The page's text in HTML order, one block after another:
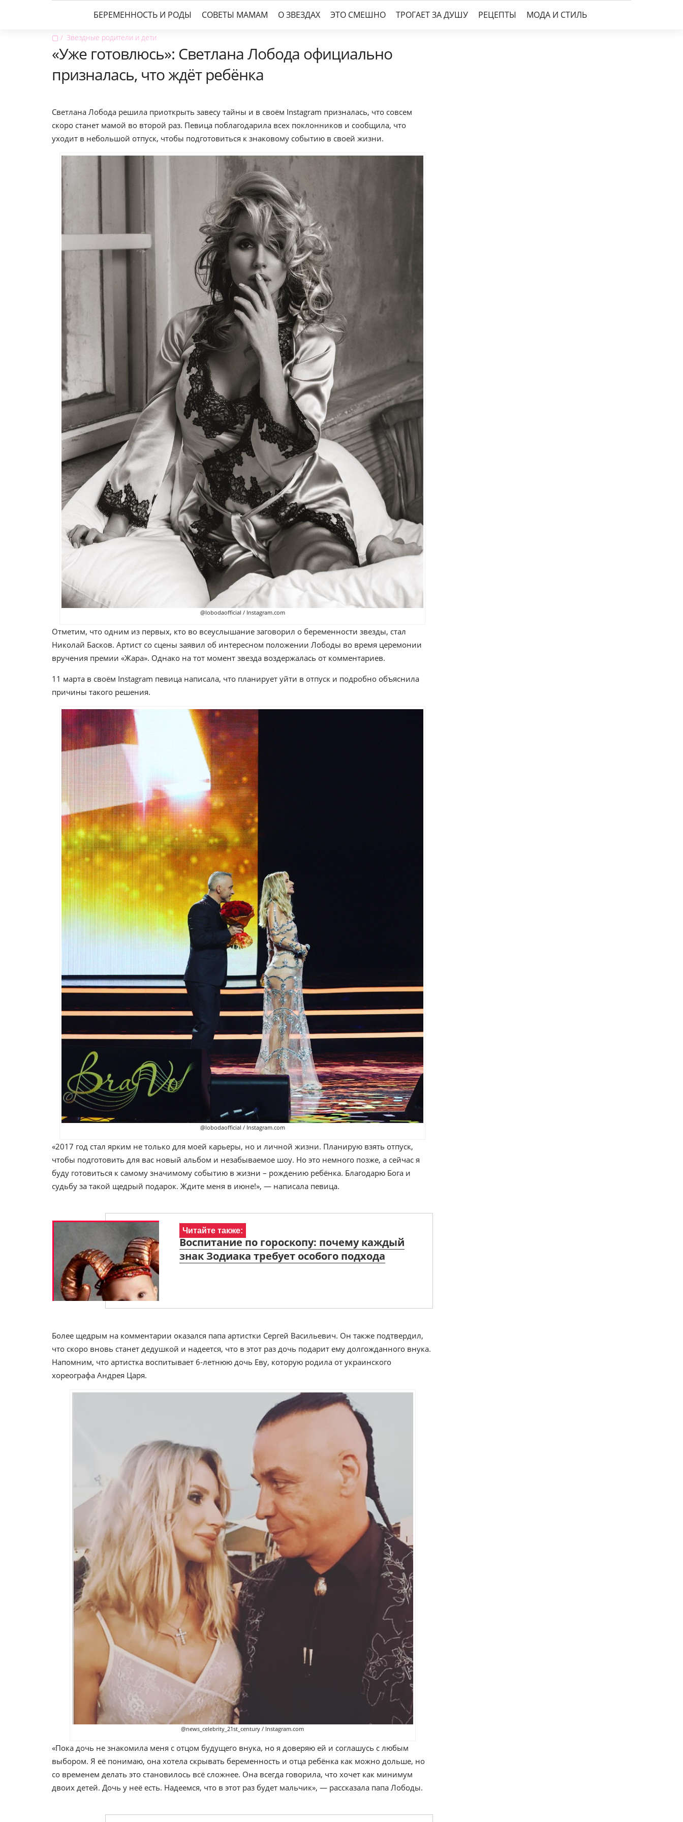
БЕРЕМЕННОСТЬ И РОДЫ СОВЕТЫ МАМАМ О ЗВЕЗДАХ ЭТО СМЕШНО ТРОГАЕТ ЗА ДУШУ РЕЦЕПТЫ МОДА И СТИЛЬ
▢ Звездные родители и дети
«Уже готовлюсь»: Светлана Лобода официально
призналась, что ждёт ребёнка
Светлана Лобода решила приоткрыть завесу тайны и в своём Instagram призналась, что совсем
скоро станет мамой во второй раз. Певица поблагодарила всех поклонников и сообщила, что
уходит в небольшой отпуск, чтобы подготовиться к знаковому событию в своей жизни.
@lobodaofficial / Instagram.com
Отметим, что одним из первых, кто во всеуслышание заговорил о беременности звезды, стал
Николай Басков. Артист со сцены заявил об интересном положении Лободы во время церемонии
вручения премии «Жара». Однако на тот момент звезда воздержалась от комментариев.
11 марта в своём Instagram певица написала, что планирует уйти в отпуск и подробно объяснила
причины такого решения.
@lobodaofficial / Instagram.com
«2017 год стал ярким не только для моей карьеры, но и личной жизни. Планирую взять отпуск,
чтобы подготовить для вас новый альбом и незабываемое шоу. Но это немного позже, а сейчас я
буду готовиться к самому значимому событию в жизни – рождению ребёнка. Благодарю Бога и
судьбу за такой щедрый подарок. Ждите меня в июне!», — написала певица.
Читайте также:
Воспитание по гороскопу: почему каждый
знак Зодиака требует особого подхода
Более щедрым на комментарии оказался папа артистки Сергей Васильевич. Он также подтвердил,
что скоро вновь станет дедушкой и надеется, что в этот раз дочь подарит ему долгожданного внука.
Напомним, что артистка воспитывает 6-летнюю дочь Еву, которую родила от украинского
хореографа Андрея Царя.
@news_celebrity_21st_century / Instagram.com
«Пока дочь не знакомила меня с отцом будущего внука, но я доверяю ей и соглашусь с любым
выбором. Я её понимаю, она хотела скрывать беременность и отца ребёнка как можно дольше, но
со временем делать это становилось всё сложнее. Она всегда говорила, что хочет как минимум
двоих детей. Дочь у неё есть. Надеемся, что в этот раз будет мальчик», — рассказала папа Лободы.